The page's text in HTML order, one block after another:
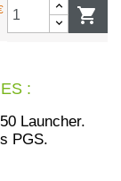

:
Launcher.
PGS.